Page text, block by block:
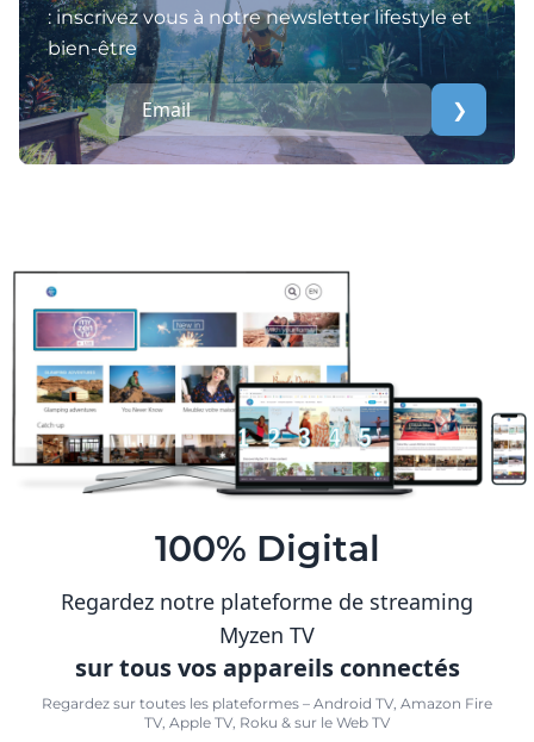
: inscrivez vous à notre newsletter lifestyle et
bien-être
❯
100% Digital
Regardez notre plateforme de streaming
Myzen TV
sur tous vos appareils connectés
Regardez sur toutes les plateformes – Android TV, Amazon Fire
TV, Apple TV, Roku & sur le Web TV